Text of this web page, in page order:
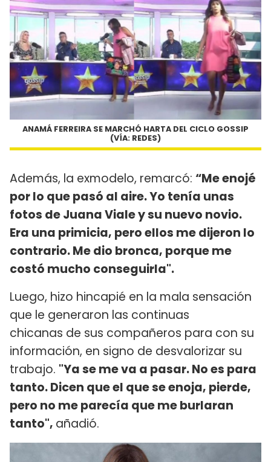
ANAMÁ FERREIRA SE MARCHÓ HARTA DEL CICLO GOSSIP
(VÍA: REDES)
Además, la exmodelo, remarcó: “Me enojé
por lo que pasó al aire. Yo tenía unas
fotos de Juana Viale y su nuevo novio.
Era una primicia, pero ellos me dijeron lo
contrario. Me dio bronca, porque me
costó mucho conseguirla".
Luego, hizo hincapié en la mala sensación
que le generaron las continuas
chicanas de sus compañeros para con su
información, en signo de desvalorizar su
trabajo. "Ya se me va a pasar. No es para
tanto. Dicen que el que se enoja, pierde,
pero no me parecía que me burlaran
tanto", añadió.